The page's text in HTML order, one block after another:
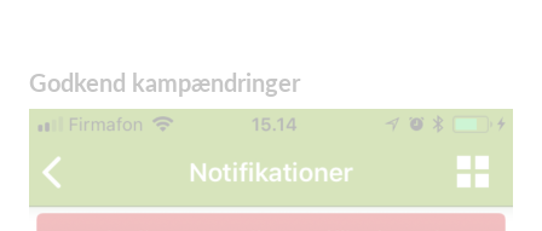
Godkend kampændringer